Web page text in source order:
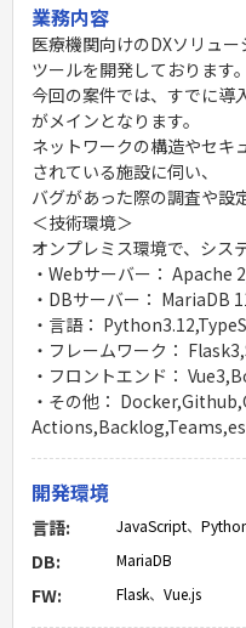
業務内容
医療機関向けのDXソリュ
ツールを開発しております。
今回の案件では、すでに導
がメインとなります。
ネットワークの構造やセキ
されている施設に伺い、
バグがあった際の調査や設
＜技術環境＞
オンプレミス環境で、シス
・Webサーバー： Apache
・DBサーバー： MariaDB
・言語：
・フレームワーク：
・フロントエンド：
・その他：
開発環境
言語: JavaScript、
DB: MariaDB
FW: Flask、 Vue.js